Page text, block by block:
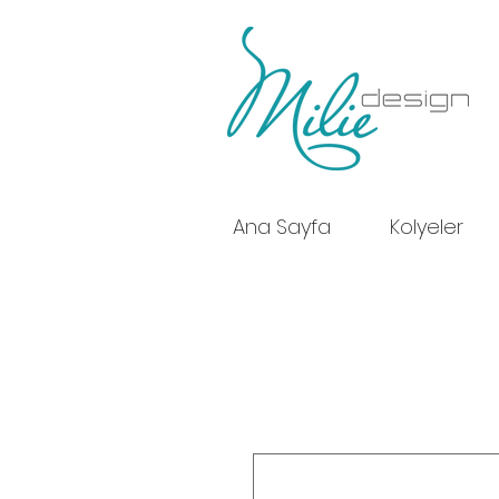
Ana Sayfa Kolyeler